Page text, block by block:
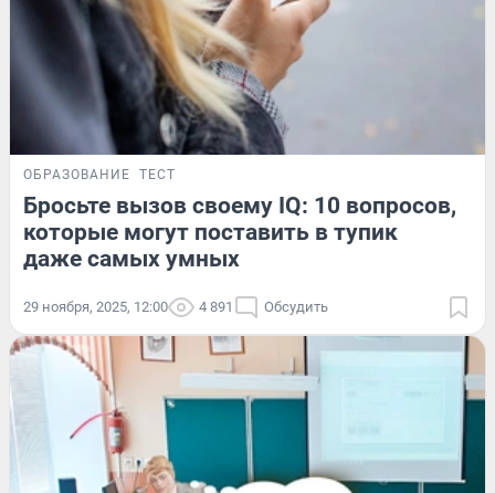
ОБРАЗОВАНИЕ ТЕСТ
Бросьте вызов своему IQ: 10 вопросов,
которые могут поставить в тупик
даже самых умных
29 ноября, 2025, 12:00 4 891 Обсудить